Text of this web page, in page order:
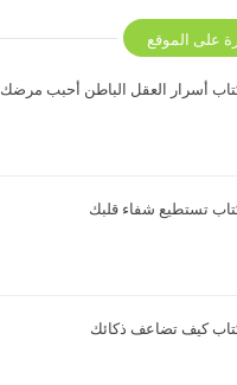
على الموقع
أسرار العقل الباطن أحبب مرضك
تستطيع شفاء قلبك
كيف تضاعف ذكائك